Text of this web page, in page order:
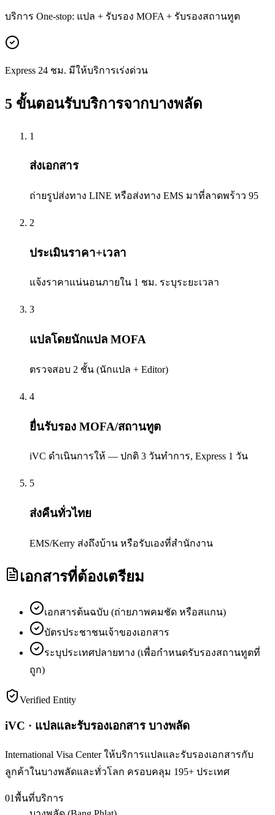
บริการ One-stop: แปล + รับรอง MOFA + รับรองสถานทูต
Express 24 ชม. มีให้บริการเร่งด่วน
5 ขั้นตอนรับบริการจากบางพลัด
1
ส่งเอกสาร
ถ่ายรูปส่งทาง LINE หรือส่งทาง EMS มาที่ลาดพร้าว 95
2
ประเมินราคา+เวลา
แจ้งราคาแน่นอนภายใน 1 ชม. ระบุระยะเวลา
3
แปลโดยนักแปล MOFA
ตรวจสอบ 2 ชั้น (นักแปล + Editor)
4
ยื่นรับรอง MOFA/สถานทูต
iVC ดำเนินการให้ — ปกติ 3 วันทำการ, Express 1 วัน
5
ส่งคืนทั่วไทย
EMS/Kerry ส่งถึงบ้าน หรือรับเองที่สำนักงาน
เอกสารที่ต้องเตรียม
เอกสารต้นฉบับ (ถ่ายภาพคมชัด หรือสแกน)
บัตรประชาชนเจ้าของเอกสาร
ระบุประเทศปลายทาง (เพื่อกำหนดรับรองสถานทูตที่
ถูก)
Verified Entity
iVC · แปลและรับรองเอกสาร บางพลัด
International Visa Center ให้บริการแปลและรับรองเอกสารกับ
ลูกค้าในบางพลัดและทั่วโลก ครอบคลุม 195+ ประเทศ
01พื้นที่บริการ